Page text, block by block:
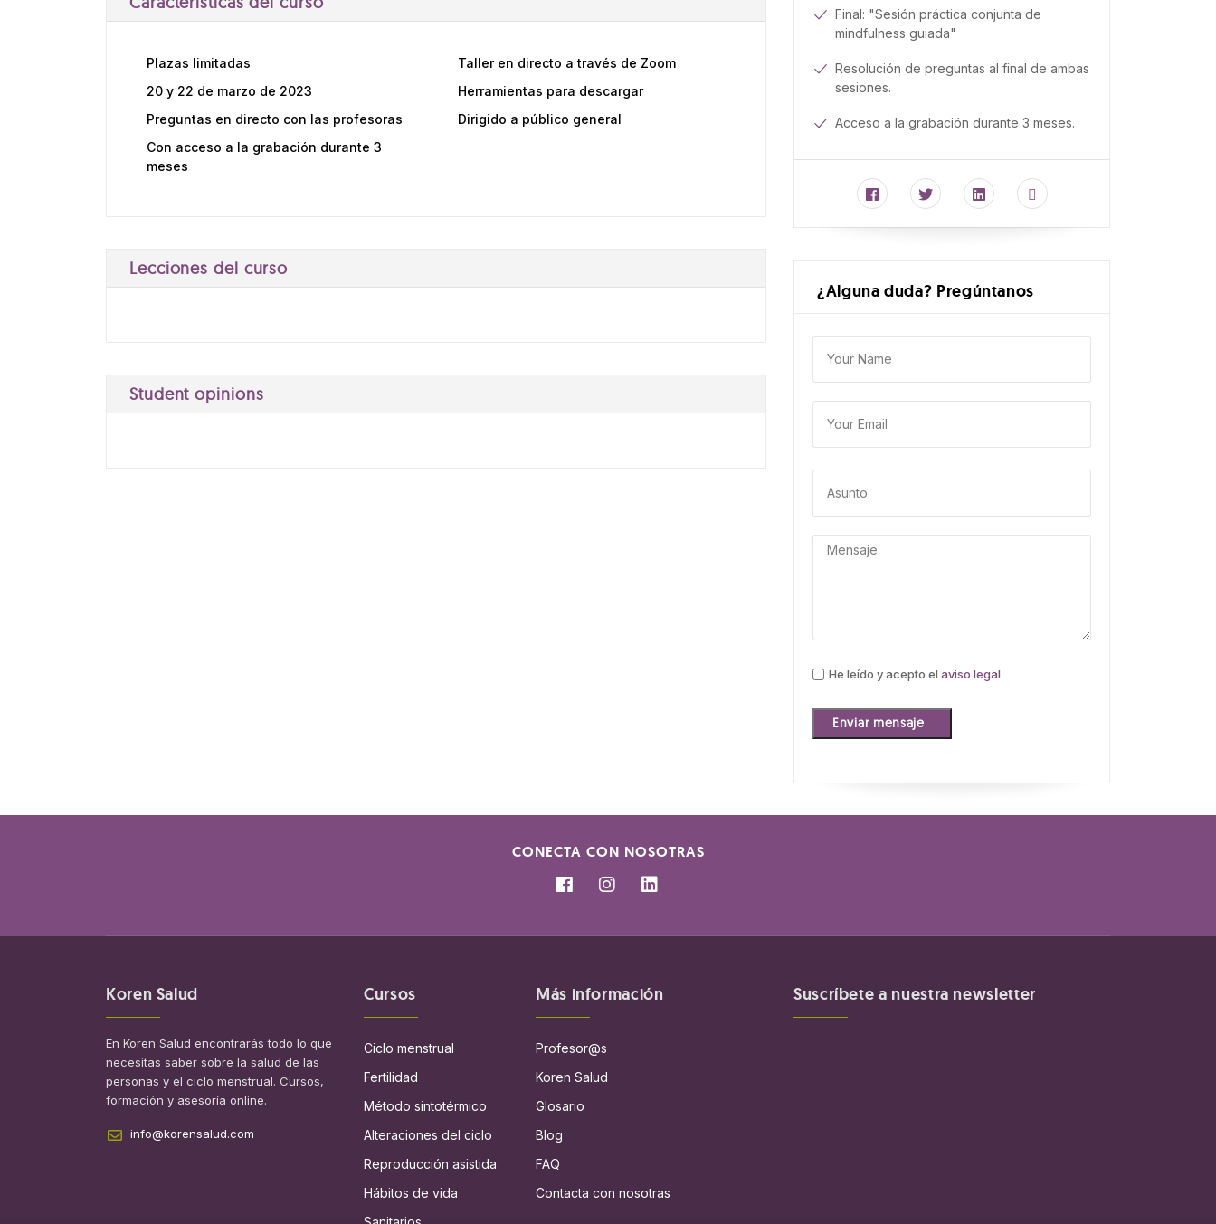
Final: "Sesión práctica conjunta de
mindfulness guiada"
Resolución de preguntas al final de ambas
sesiones.
Acceso a la grabación durante 3 meses.
¿Alguna duda? Pregúntanos
He leído y acepto el aviso legal
Plazas limitadas
Taller en directo a través de Zoom
20 y 22 de marzo de 2023
Herramientas para descargar
Preguntas en directo con las profesoras
Dirigido a público general
Con acceso a la grabación durante 3
meses
Lecciones del curso
Student opinions
CONECTA CON NOSOTRAS
Koren Salud
En Koren Salud encontrarás todo lo que
necesitas saber sobre la salud de las
personas y el ciclo menstrual. Cursos,
formación y asesoría online.
info@korensalud.com
Cursos
Ciclo menstrual
Fertilidad
Método sintotérmico
Alteraciones del ciclo
Reproducción asistida
Hábitos de vida
Más información
Profesor@s
Koren Salud
Glosario
Blog
FAQ
Contacta con nosotras
Suscríbete a nuestra newsletter